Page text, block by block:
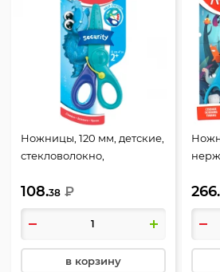
Ножницы, 120 мм, детские,
стекловолокно,
усилителем, Kidipulse,
Maped, 472110
108.38 ₽
в корзину
266.